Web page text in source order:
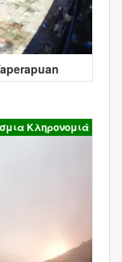
Κληρονομιά